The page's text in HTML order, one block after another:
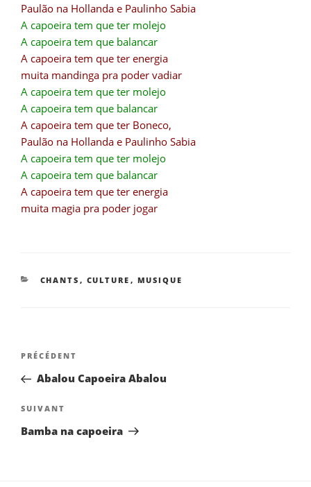
Paulão na Hollanda e Paulinho Sabia
A capoeira tem que ter molejo
A capoeira tem que balancar
A capoeira tem que ter energia
muita mandinga pra poder vadiar
A capoeira tem que ter molejo
A capoeira tem que balancar
A capoeira tem que ter Boneco,
Paulão na Hollanda e Paulinho Sabia
A capoeira tem que ter molejo
A capoeira tem que balancar
A capoeira tem que ter energia
muita magia pra poder jogar
CATÉGORIES
CHANTS , CULTURE , MUSIQUE
NAVIGATION
L’ARTICLE
Article
précédent
PRÉCÉDENT
Abalou Capoeira Abalou
Article
suivant
SUIVANT
Bamba na capoeira